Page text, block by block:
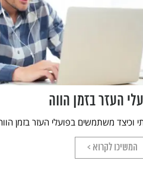
העזר בזמן הווה
וכיצד משתמשים בפועלי העזר בזמן
המשיכו לקרוא >